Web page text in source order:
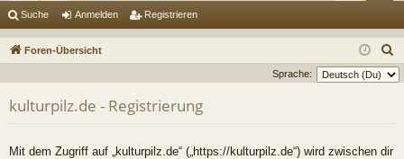
ch
ne
riff
en m
el
n
ist
rie
n
Suche Anmelden Registrieren
Foren-Übersicht
u
Sprache:
kulturpilz.de - Registrierung
Mit dem Zugriff auf „kulturpilz.de“ („https://kulturpilz.de“) wird zwischen dir